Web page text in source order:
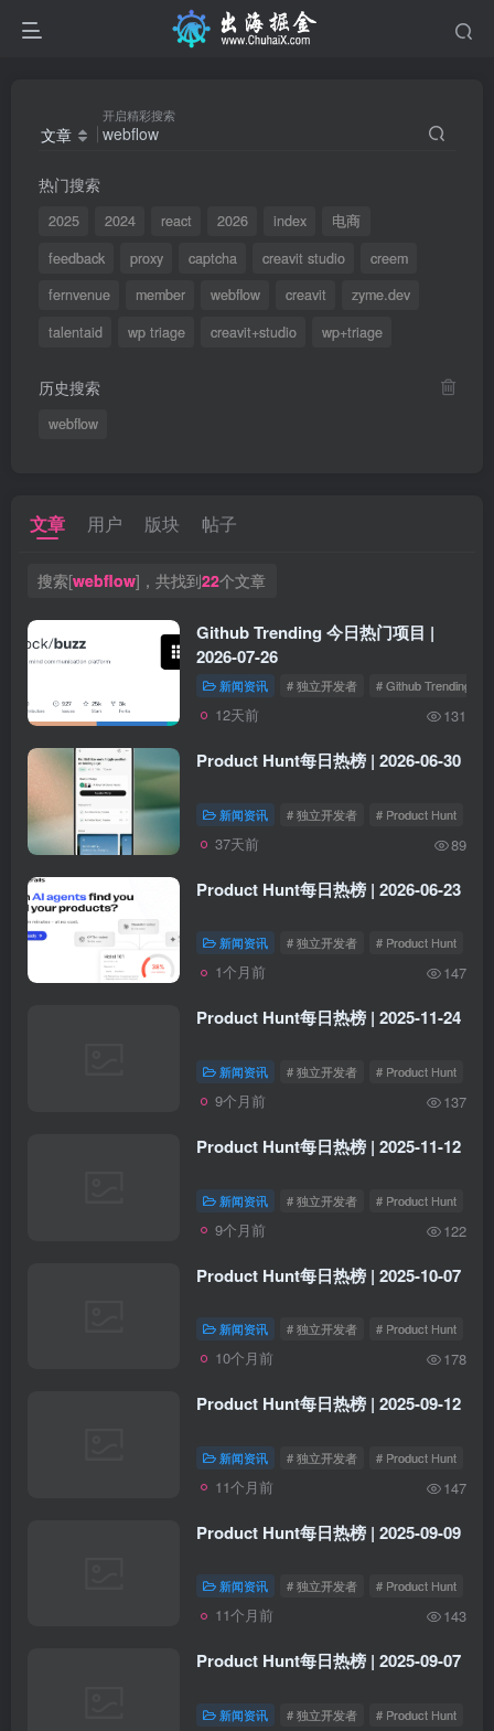
文章
开启精彩搜索
热门搜索
2025 2024 react 2026 index
电商
feedback
proxy captcha creavit studio
creem
fernvenue
member webflow creavit
zyme.dev
talentaid
wp triage creavit+studio wp+triage
历史搜索
webflow
文章 用户 版块 帖子
搜索[webflow]，共找到22个文章
Github Trending 今日热门项目 |
2026-07-26
新闻资讯 # 独立开发者 # Github Trending
12天前 131
Product Hunt每日热榜 | 2026-06-30
新闻资讯 # 独立开发者 # Product Hunt
37天前 89
Product Hunt每日热榜 | 2026-06-23
新闻资讯 # 独立开发者 # Product Hunt
1个月前 147
Product Hunt每日热榜 | 2025-11-24
新闻资讯 # 独立开发者 # Product Hunt
9个月前 137
Product Hunt每日热榜 | 2025-11-12
新闻资讯 # 独立开发者 # Product Hunt
9个月前 122
Product Hunt每日热榜 | 2025-10-07
新闻资讯 # 独立开发者 # Product Hunt
10个月前 178
Product Hunt每日热榜 | 2025-09-12
新闻资讯 # 独立开发者 # Product Hunt
11个月前 147
Product Hunt每日热榜 | 2025-09-09
新闻资讯 # 独立开发者 # Product Hunt
11个月前 143
Product Hunt每日热榜 | 2025-09-07
新闻资讯 # 独立开发者 # Product Hunt